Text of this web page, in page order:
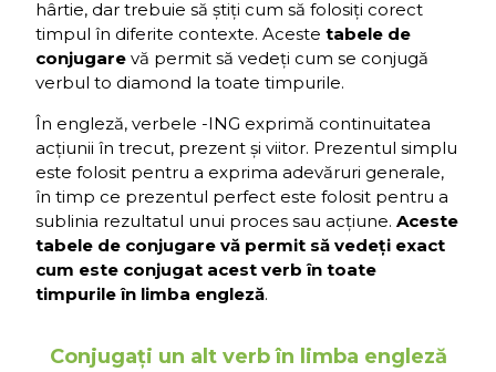
hârtie, dar trebuie să știți cum să folosiți corect
timpul în diferite contexte. Aceste tabele de
conjugare vă permit să vedeți cum se conjugă
verbul to diamond la toate timpurile.
În engleză, verbele -ING exprimă continuitatea
acțiunii în trecut, prezent și viitor. Prezentul simplu
este folosit pentru a exprima adevăruri generale,
în timp ce prezentul perfect este folosit pentru a
sublinia rezultatul unui proces sau acțiune. Aceste
tabele de conjugare vă permit să vedeți exact
cum este conjugat acest verb în toate
timpurile în limba engleză.
Conjugați un alt verb în limba engleză